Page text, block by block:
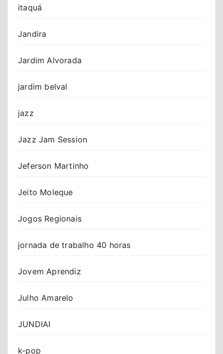
itaquá
Jandira
Jardim Alvorada
jardim belval
jazz
Jazz Jam Session
Jeferson Martinho
Jeito Moleque
Jogos Regionais
jornada de trabalho 40 horas
Jovem Aprendiz
Julho Amarelo
JUNDIAI
k-pop